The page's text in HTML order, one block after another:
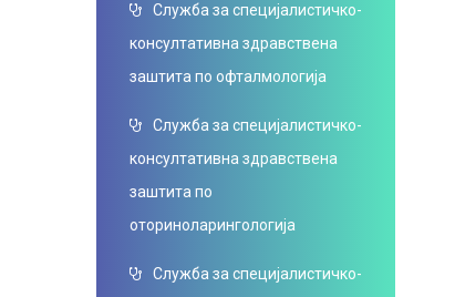
Служба за специјалистичко-
консултативна здравствена
заштита по офталмологија
Служба за специјалистичко-
консултативна здравствена
заштита по
оториноларингологија
Служба за специјалистичко-